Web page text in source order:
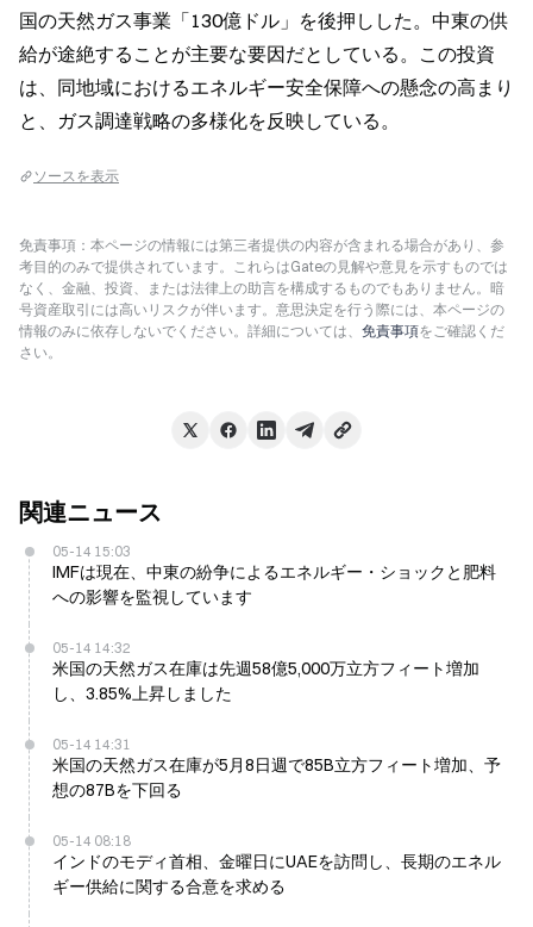
国の天然ガス事業「130億ドル」を後押しした。中東の供
給が途絶することが主要な要因だとしている。この投資
は、同地域におけるエネルギー安全保障への懸念の高まり
と、ガス調達戦略の多様化を反映している。
ソースを表示
免責事項：本ページの情報には第三者提供の内容が含まれる場合があり、参
考目的のみで提供されています。これらはGateの見解や意見を示すものでは
なく、金融、投資、または法律上の助言を構成するものでもありません。暗
号資産取引には高いリスクが伴います。意思決定を行う際には、本ページの
情報のみに依存しないでください。詳細については、 免責事項をご確認くだ
さい。
関連ニュース
05-14 15:03
IMFは現在、中東の紛争によるエネルギー・ショックと肥料
への影響を監視しています
05-14 14:32
米国の天然ガス在庫は先週58億5,000万立方フィート増加
し、3.85%上昇しました
05-14 14:31
米国の天然ガス在庫が5月8日週で85B立方フィート増加、予
想の87Bを下回る
05-14 08:18
インドのモディ首相、金曜日にUAEを訪問し、長期のエネル
ギー供給に関する合意を求める